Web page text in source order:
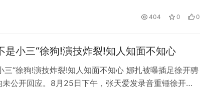
想感受一下淄博当地的氛围，于是学校把十几个学生送
404 0 0
是小三“徐狗!演技炸裂!知人知面不知心
三“徐狗!演技炸裂!知人知面不知心 娜扎被曝插足徐开骋
公开回应。8月25日下午，张天爱发录音重锤徐开骋